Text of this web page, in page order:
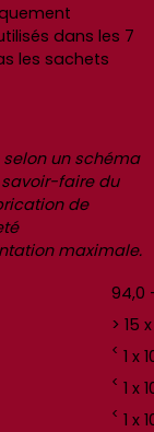
dans les 7
les sachets
un schéma
faire du
de
maximale.
94,0
> 15
< 1 x
< 1 x
< 1 x